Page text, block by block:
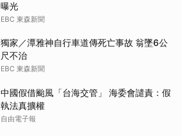
曝光
EBC 東森新聞
獨家／潭雅神自行車道傳死亡事故 翁墜6公
尺不治
EBC 東森新聞
中國假借颱風「台海交管」 海委會譴責：假
執法真擴權
自由電子報